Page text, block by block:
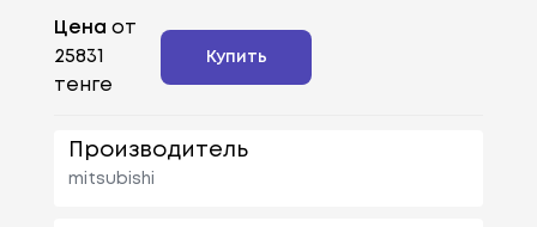
Цена от
25831
тенге
Купить
Производитель
mitsubishi